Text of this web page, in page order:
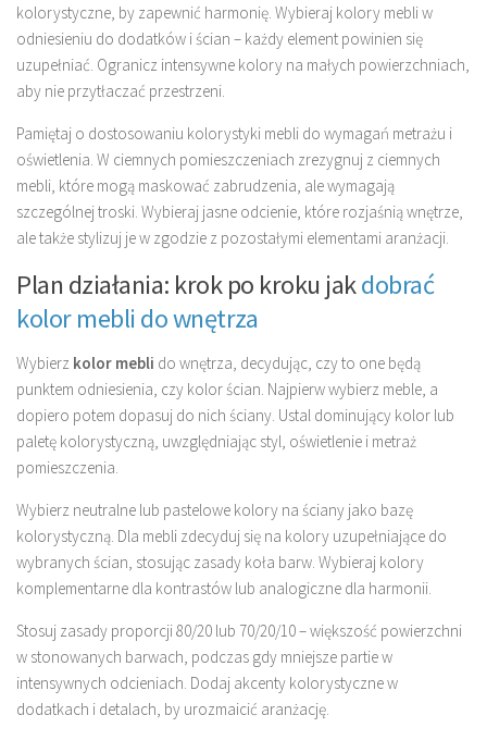
kolorystyczne, by zapewnić harmonię. Wybieraj kolory mebli w
odniesieniu do dodatków i ścian – każdy element powinien się
uzupełniać. Ogranicz intensywne kolory na małych powierzchniach,
aby nie przytłaczać przestrzeni.
Pamiętaj o dostosowaniu kolorystyki mebli do wymagań metrażu i
oświetlenia. W ciemnych pomieszczeniach zrezygnuj z ciemnych
mebli, które mogą maskować zabrudzenia, ale wymagają
szczególnej troski. Wybieraj jasne odcienie, które rozjaśnią wnętrze,
ale także stylizuj je w zgodzie z pozostałymi elementami aranżacji.
Plan działania: krok po kroku jakdobrać
kolor mebli do wnętrza
Wybierz kolor mebli do wnętrza, decydując, czy to one będą
punktem odniesienia, czy kolor ścian. Najpierw wybierz meble, a
dopiero potem dopasuj do nich ściany. Ustal dominujący kolor lub
paletę kolorystyczną, uwzględniając styl, oświetlenie i metraż
pomieszczenia.
Wybierz neutralne lub pastelowe kolory na ściany jako bazę
kolorystyczną. Dla mebli zdecyduj się na kolory uzupełniające do
wybranych ścian, stosując zasady koła barw. Wybieraj kolory
komplementarne dla kontrastów lub analogiczne dla harmonii.
Stosuj zasady proporcji 80/20 lub 70/20/10 – większość powierzchni
w stonowanych barwach, podczas gdy mniejsze partie w
intensywnych odcieniach. Dodaj akcenty kolorystyczne w
dodatkach i detalach, by urozmaicić aranżację.